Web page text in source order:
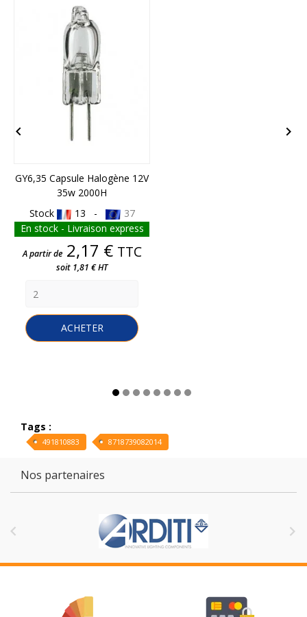
GY6,35 Capsule Halogène 12V
35w 2000H
Stock
13 -
37
En stock - Livraison express
Prix
A partir de 2,17 € TTC
soit 1,81 € HT
ACHETER
 
Tags :
491810883 8718739082014
Nos partenaires
 